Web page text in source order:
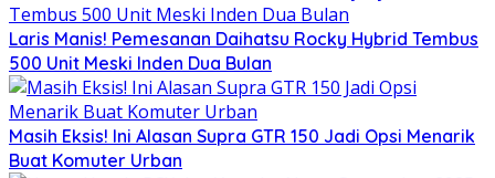
Laris Manis! Pemesanan Daihatsu Rocky Hybrid Tembus
500 Unit Meski Inden Dua Bulan
Masih Eksis! Ini Alasan Supra GTR 150 Jadi Opsi Menarik
Buat Komuter Urban